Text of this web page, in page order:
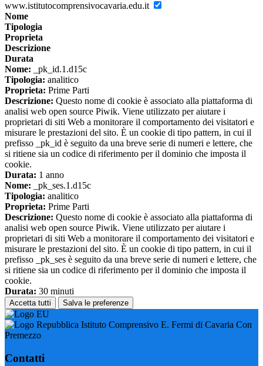
www.istitutocomprensivocavaria.edu.it
Nome
Tipologia
Proprieta
Descrizione
Durata
Nome: _pk_id.1.d15c
Tipologia: analitico
Proprieta: Prime Parti
Descrizione: Questo nome di cookie è associato alla piattaforma di
analisi web open source Piwik. Viene utilizzato per aiutare i
proprietari di siti Web a monitorare il comportamento dei visitatori e
misurare le prestazioni del sito. È un cookie di tipo pattern, in cui il
prefisso _pk_id è seguito da una breve serie di numeri e lettere, che
si ritiene sia un codice di riferimento per il dominio che imposta il
cookie.
Durata: 1 anno
Nome: _pk_ses.1.d15c
Tipologia: analitico
Proprieta: Prime Parti
Descrizione: Questo nome di cookie è associato alla piattaforma di
analisi web open source Piwik. Viene utilizzato per aiutare i
proprietari di siti Web a monitorare il comportamento dei visitatori e
misurare le prestazioni del sito. È un cookie di tipo pattern, in cui il
prefisso _pk_ses è seguito da una breve serie di numeri e lettere, che
si ritiene sia un codice di riferimento per il dominio che imposta il
cookie.
Durata: 30 minuti
Accetta tutti Salva le preferenze
Istituto Comprensivo E. Fermi di Cavaria Con
Premezzo
Contatti